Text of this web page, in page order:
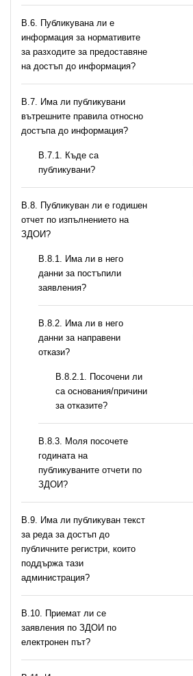
В.6. Публикувана ли е
информация за нормативите
за разходите за предоставяне
на достъп до информация?
В.7. Има ли публикувани
вътрешните правила относно
достъпа до информация?
В.7.1. Къде са
публикувани?
В.8. Публикуван ли е годишен
отчет по изпълнението на
ЗДОИ?
В.8.1. Има ли в него
данни за постъпили
заявления?
В.8.2. Има ли в него
данни за направени
откази?
В.8.2.1. Посочени ли
са основания/причини
за отказите?
В.8.3. Моля посочете
годината на
публикуваните отчети по
ЗДОИ?
В.9. Има ли публикуван текст
за реда за достъп до
публичните регистри, които
поддържа тази
администрация?
В.10. Приемат ли се
заявления по ЗДОИ по
електронен път?